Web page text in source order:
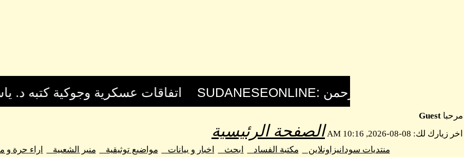
مرحبا Guest
اخر زيارك لك: 08-08-2026, 10:16 AM
الصفحة الرئيسية
منتديات سودانيزاونلاين مكتبة الفساد ابحث اخبار و بيانات مواضيع توثيقية منبر الشعبية اراء حرة و